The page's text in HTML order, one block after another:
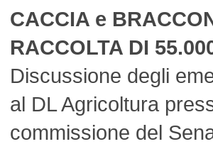
CACCIA e
RACCOLTA DI
Discussione degli
al DL Agricoltura
commissione del